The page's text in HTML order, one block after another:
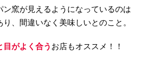
ン窯が見えるようになっているのは
り、間違いなく美味しいとのこと。
目がよく合う お店もオススメ！！